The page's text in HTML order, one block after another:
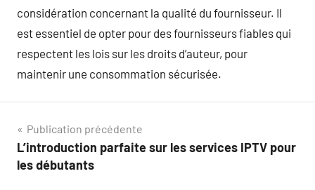
considération concernant la qualité du fournisseur. Il
est essentiel de opter pour des fournisseurs fiables qui
respectent les lois sur les droits d’auteur, pour
maintenir une consommation sécurisée.
Navigation
de
Publication précédente
L’introduction parfaite sur les services IPTV pour
les débutants